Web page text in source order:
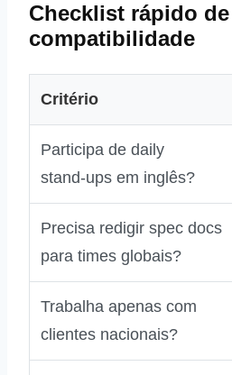
Checklist rápido de
compatibilidade
Critério
Participa de daily
stand‑ups em inglês?
Precisa redigir spec docs
para times globais?
Trabalha apenas com
clientes nacionais?